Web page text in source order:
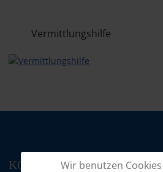
Vermittlungshilfe
KONTAKTWir benutzen Cookies